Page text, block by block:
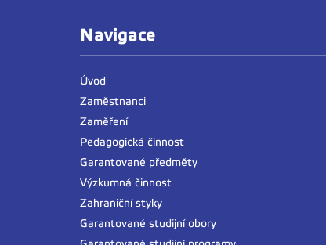
Navigace
Úvod
Zaměstnanci
Zaměření
Pedagogická činnost
Garantované předměty
Výzkumná činnost
Zahraniční styky
Garantované studijní obory